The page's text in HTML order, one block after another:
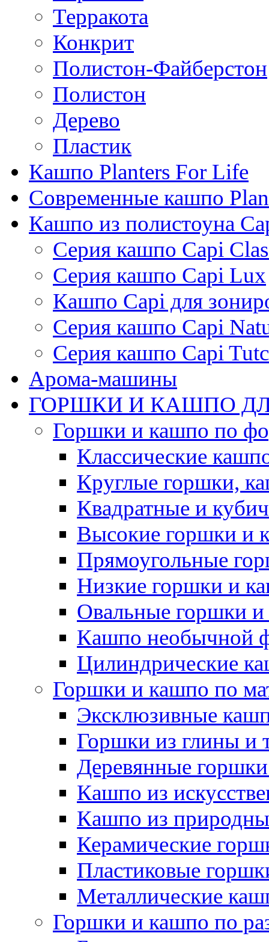
Терракота
Конкрит
Полистон-Файберстон
Полистон
Дерево
Пластик
Кашпо Planters For Life
Современные кашпо
Кашпо из полистоуна
Серия кашпо Capi
Серия кашпо Capi Lux
Кашпо Capi для
Серия кашпо Capi
Серия кашпо Capi
Арома-машины
ГОРШКИ И КАШПО
Горшки и кашпо по
Классические
Круглые горшки,
Квадратные и
Высокие горшки и
Прямоугольные
Низкие горшки и
Овальные горшки
Кашпо необычной
Цилиндрические
Горшки и кашпо по
Эксклюзивные
Горшки из глины и
Деревянные
Кашпо из
Кашпо из
Керамические
Пластиковые
Металлические
Горшки и кашпо по